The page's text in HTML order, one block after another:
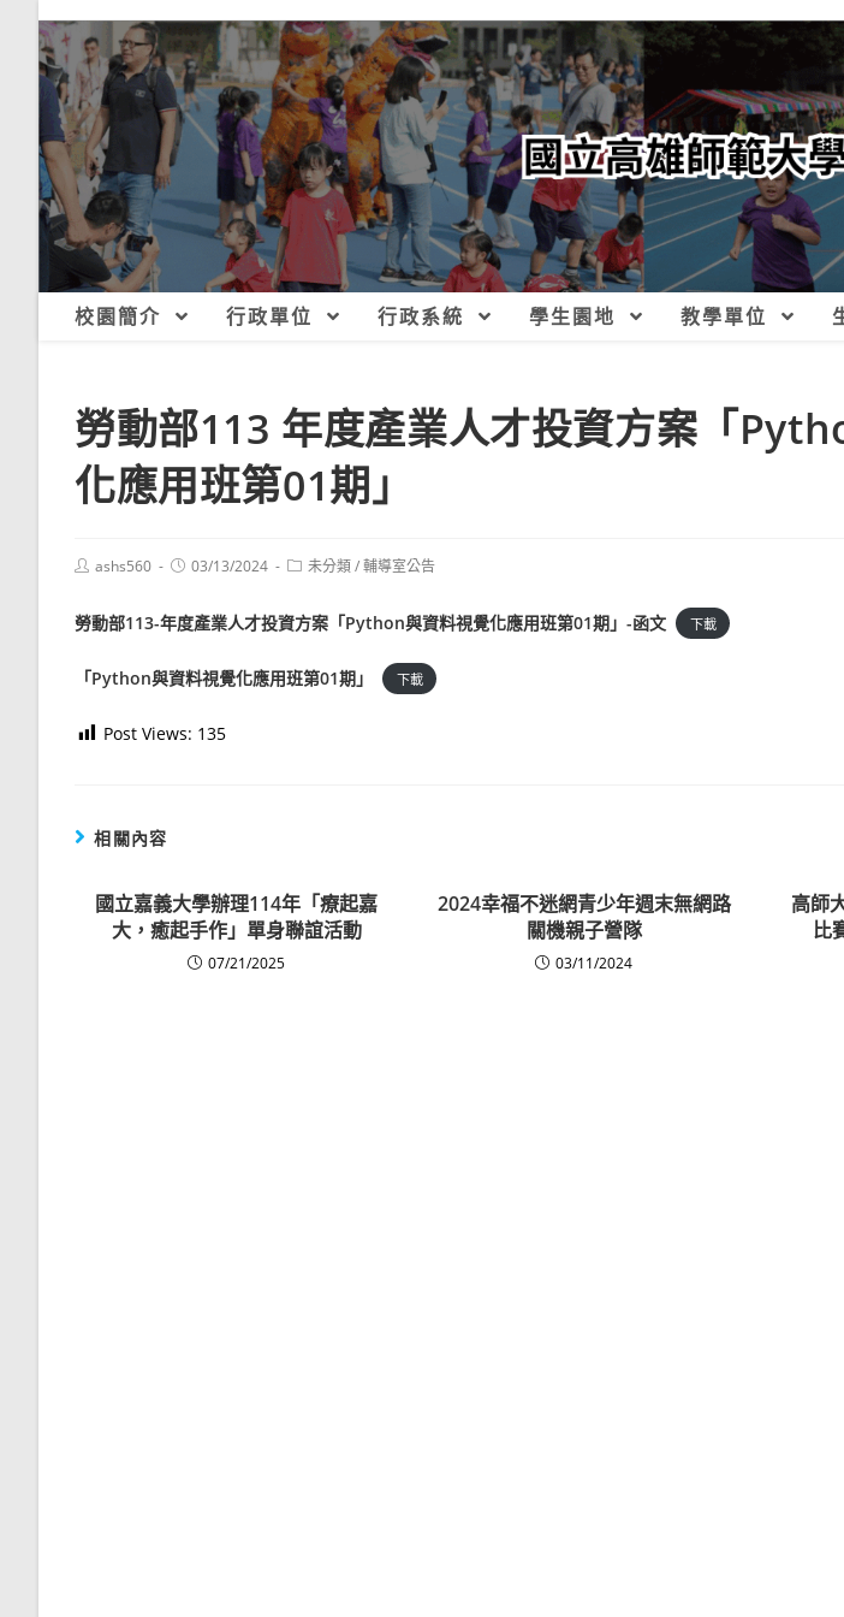
校園簡介 行政單位 行政系統 學生園地 教學單位
勞動部113 年度產業人才投資方案「
化應用班第01期」
Postashs560
Post03/13/2024
Post未分類/輔導室公告
勞動部113-年度產業人才投資方案「Python與資料視覺化應用班第01期」-函文 下載
「Python與資料視覺化應用班第01期」 下載
Post Views: 135
相關內容
國立嘉義大學辦理114年「療起嘉
大，癒起手作」單身聯誼活動
07/21/2025
2024幸福不迷網青少年週末無網路
關機親子營隊
03/11/2024
高師
比